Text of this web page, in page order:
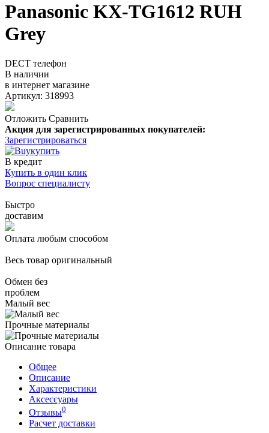
Panasonic KX-TG1612 RUH
Grey
DECT телефон
В наличии
в интернет магазине
Артикул: 318993
Отложить Сравнить
Акция для зарегистрированных покупателей:
Зарегистрироваться
купить
В кредит
Купить в один клик
Вопрос специалисту
Быстро
доставим
Оплата любым способом
Весь товар оригинальный
Обмен без
проблем
Малый вес
Прочные материалы
Описание товара
Общее
Описание
Характеристики
Аксессуары
Отзывы0
Расчет доставки